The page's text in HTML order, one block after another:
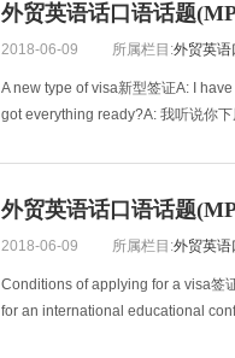
外贸英语话口语话题
2018-06-09 所属栏目:外贸英语
A new type of visa新型签证A: I
got everything ready?A: 我听说你
外贸英语话口语话题
2018-06-09 所属栏目:外贸英语
Conditions of applying for a visa签
for an international educational